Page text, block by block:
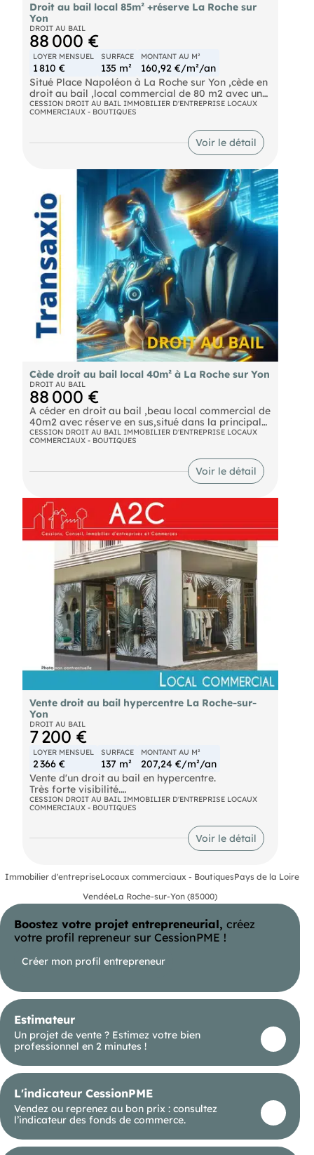
Droit au bail local 85m² +réserve La Roche sur
Yon
DROIT AU BAIL
88 000 €
LOYER MENSUEL
1 810 €
SURFACE
135 m²
MONTANT AU M²
160,92 €/m²/an
Situé Place Napoléon à La Roche sur Yon ,cède en
droit au bail ,local commercial de 80 m2 avec une
réserve de 55 m2 Idéalement situé avec un fort
passage piéton et véhicule.Stationnemet aisé.
Local clair et lumineux .Registre de sécurité à jour
et accécibiltés aux normes. Bail de 2022 ,tous
commerces hors restauration. Prix de vente : 88
renseignement
CESSION DROIT AU BAIL IMMOBILIER D'ENTREPRISE LOCAUX
COMMERCIAUX - BOUTIQUES
Voir le détail
Cède droit au bail local 40m² à La Roche sur Yon
DROIT AU BAIL
88 000 €
A céder en droit au bail ,beau local commercial de
40m2 avec réserve en sus,situé dans la principale
rue commerçante de La Roche sur Yon. Bail tous
commerces hors restauration. Nous contacter
CESSION DROIT AU BAIL IMMOBILIER D'ENTREPRISE LOCAUX
COMMERCIAUX - BOUTIQUES
Voir le détail
Vente droit au bail hypercentre La Roche-sur-
Yon
DROIT AU BAIL
7 200 €
LOYER MENSUEL
2 366 €
SURFACE
137 m²
MONTANT AU M²
207,24 €/m²/an
Vente d'un droit au bail en hypercentre.
Très forte visibilité.
Local commercial sur 2 niveau :
- Au rez-de-chaussée : un local d'environ 90 m²
comprenant une surface de vente, dégagement et
Un nouveau bail sera signé à la location.
Toutes les activités commerciales sauf nuisances
CESSION DROIT AU BAIL IMMOBILIER D'ENTREPRISE LOCAUX
COMMERCIAUX - BOUTIQUES
Voir le détail
Immobilier d'entrepriseLocaux commerciaux - BoutiquesPays de la Loire
VendéeLa Roche-sur-Yon (85000)
Boostez votre projet entrepreneurial, créez
votre profil repreneur sur CessionPME !
Créer mon profil entrepreneur
Estimateur
Un projet de vente ? Estimez votre bien
professionnel en 2 minutes !
L'indicateur CessionPME
Vendez ou reprenez au bon prix : consultez
l’indicateur des fonds de commerce.